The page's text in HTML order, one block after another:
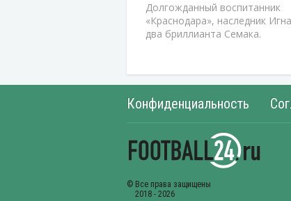
Долгожданный воспитанник
«Краснодара», наследник
два бриллианта Семака.
Конфиденциальность